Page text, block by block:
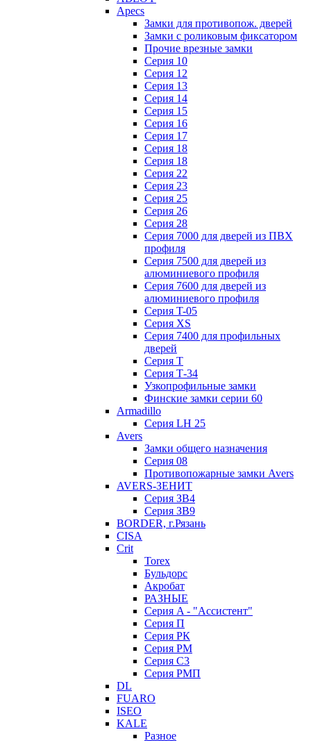
Apecs
Замки для противопож. дверей
Замки с роликовым фиксатором
Прочие врезные замки
Серия 10
Серия 12
Серия 13
Серия 14
Серия 15
Серия 16
Серия 17
Серия 18
Серия 18
Серия 22
Серия 23
Серия 25
Серия 26
Серия 28
Серия 7000 для дверей из ПВХ
профиля
Серия 7500 для дверей из
алюминиевого профиля
Серия 7600 для дверей из
алюминиевого профиля
Серия T-05
Серия XS
Серия 7400 для профильных
дверей
Серия Т
Серия Т-34
Узкопрофильные замки
Финские замки серии 60
Armadillo
Серия LH 25
Avers
Замки общего назначения
Серия 08
Противопожарные замки Avers
AVERS-ЗЕНИТ
Серия ЗВ4
Серия ЗВ9
BORDER, г.Рязань
CISA
Crit
Torex
Бульдорс
Акробат
РАЗНЫЕ
Серия A - "Ассистент"
Серия П
Серия РК
Серия РМ
Серия С3
Серия РМП
DL
FUARO
ISEO
KALE
Разное